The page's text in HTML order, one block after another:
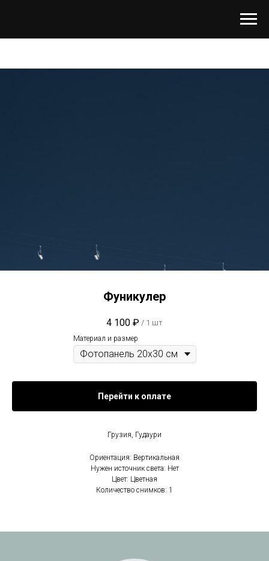
Фуникулер
4 100 ₽ / 1 шт
Материал и размер
Перейти к оплате
Грузия, Гудаури
Ориентация: Вертикальная
Нужен источник света: Нет
Цвет: Цветная
Количество снимков: 1